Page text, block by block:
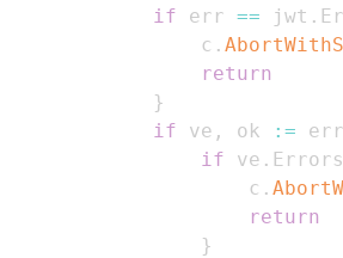
if err == jwt .
                c
.
return
}
if ve , ok := err
if ve . Errors
                    c
.
return
}